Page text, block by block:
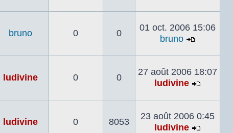
le
dernier
bruno 0 0
01 oct. 2006 15:06
bruno
le
dernier
message
ludivine 0 0
27 août 2006 18:07
ludivine
le
dernier
ludivine 0 8053
23 août 2006 0:45
ludivine